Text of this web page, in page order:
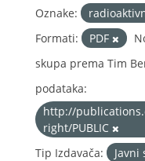
Oznake:
Formati:
PDF
skupa prema Tim
podataka:
http://
right/PUBLIC
Tip Izdavača:
Javni